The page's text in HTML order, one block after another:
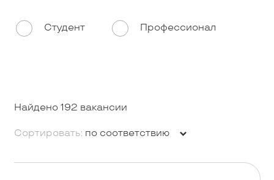
Студент Профессионал
Сортировать: по соответствию
Найдено 192 вакансии